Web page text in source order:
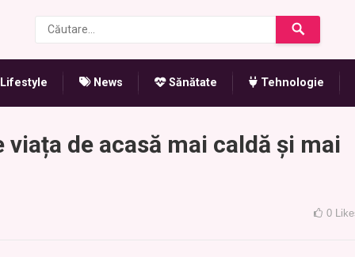
News Sănătate Tehnologie
de acasă mai caldă și mai
0